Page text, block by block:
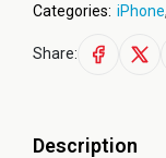
Categories: iPhone,
Share:
Description